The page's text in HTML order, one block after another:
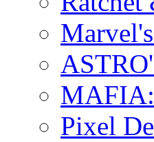
Pixel